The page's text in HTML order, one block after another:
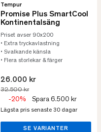
Tempur
Promise Plus SmartCool
Kontinentalsäng
Priset avser 90x200
• Extra tryckavlastning
• Svalkande känsla
• Flera storlekar & färger
26.000 kr
32.500 kr
-20% Spara 6.500 kr
Lägsta pris senaste 30 dagar
SE VARIANTER